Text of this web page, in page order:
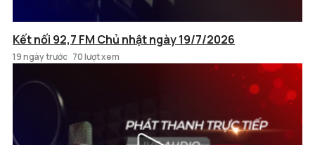
Kết nối 92,7 FM Chủ nhật ngày 19/7/2026
19 ngày trước 70 lượt xem